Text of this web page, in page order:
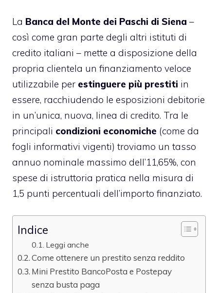
La Banca del Monte dei Paschi di Siena –
così come gran parte degli altri istituti di
credito italiani – mette a disposizione della
propria clientela un finanziamento veloce
utilizzabile per estinguere più prestiti in
essere, racchiudendo le esposizioni debitorie
in un’unica, nuova, linea di credito. Tra le
principali condizioni economiche (come da
fogli informativi vigenti) troviamo un tasso
annuo nominale massimo dell’11,65%, con
spese di istruttoria pratica nella misura di
1,5 punti percentuali dell’importo finanziato.
Indice
Leggi anche
Come ottenere un prestito senza reddito
Mini Prestito BancoPosta e Postepay
senza busta paga